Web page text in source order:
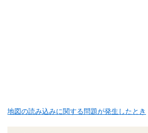
地図の読み込みに関する問題が発生したとき